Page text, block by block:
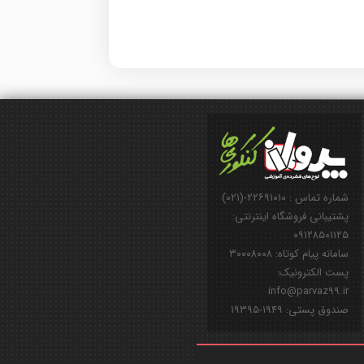
شماره تماس : ۲۲۶۹۱۰۱۰-(۰۲۱)
پشتیبانی فروشگاه اینترنتی:
۰۹۱۲۸۵۰۱۱۲۵
سامانه پیام کوتاه: ۳۰۰۰۸۰۰۸
پست الکترونیک:
info@parvaz99.ir
صندوق پستی: ۱۹۴۹-۱۹۳۹۵